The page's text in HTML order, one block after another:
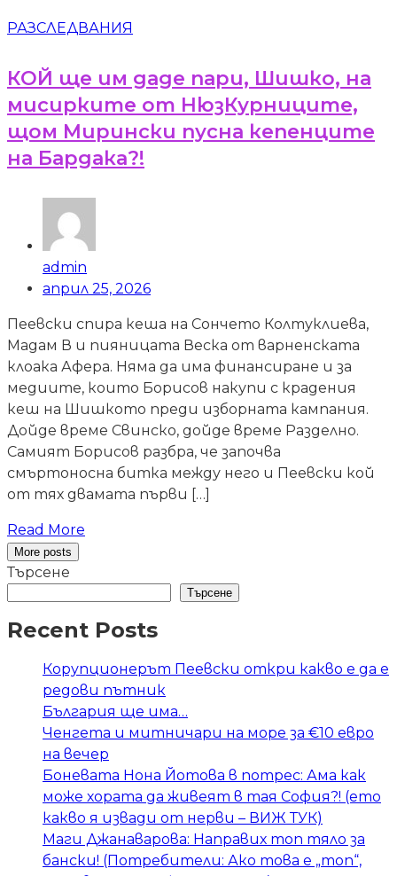
РАЗСЛЕДВАНИЯ
КОЙ ще им даде пари, Шишко, на
мисирките от НюзКурниците,
щом Мирински пусна кепенците
на Бардака?!
admin
април 25, 2026
Пеевски спира кеша на Сончето Колтуклиева,
Мадам В и пияницата Веска от варненската
клоака Афера. Няма да има финансиране и за
медиите, които Борисов накупи с крадения
кеш на Шишкото преди изборната кампания.
Дойде време Свинско, дойде време Разделно.
Самият Борисов разбра, че започва
смъртоносна битка между него и Пеевски кой
от тях двамата първи […]
Read More
More posts
Търсене
Търсене
Recent Posts
Корупционерът Пеевски откри какво е да е
редови пътник
България ще има…
Ченгета и митничари на море за €10 евро
на вечер
Боневата Нона Йотова в потрес: Ама как
може хората да живеят в тая София?! (ето
какво я извади от нерви – ВИЖ ТУК)
Маги Джанаварова: Направих топ тяло за
бански! (Потребители: Ако това е „топ“,